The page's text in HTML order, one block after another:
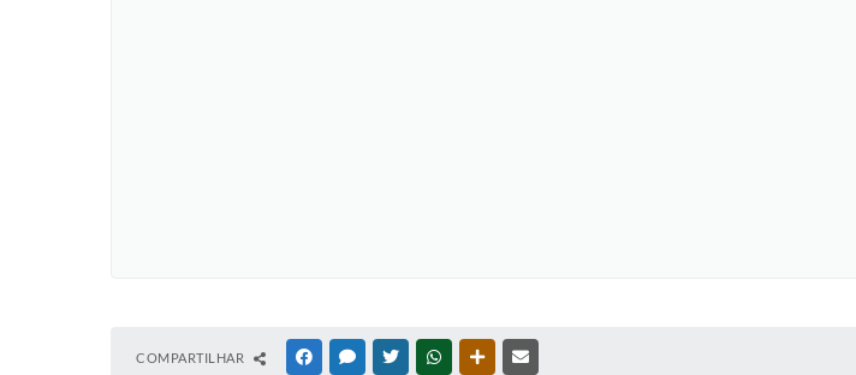
COMPARTILHAR FACEBOOKMESSENGER
TWITTERWHATSAPPOUTRAS MÍDIAS